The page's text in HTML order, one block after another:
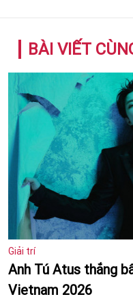
BÀI VIẾT
Giải trí
Anh Tú Atus thắng
Vietnam 2026